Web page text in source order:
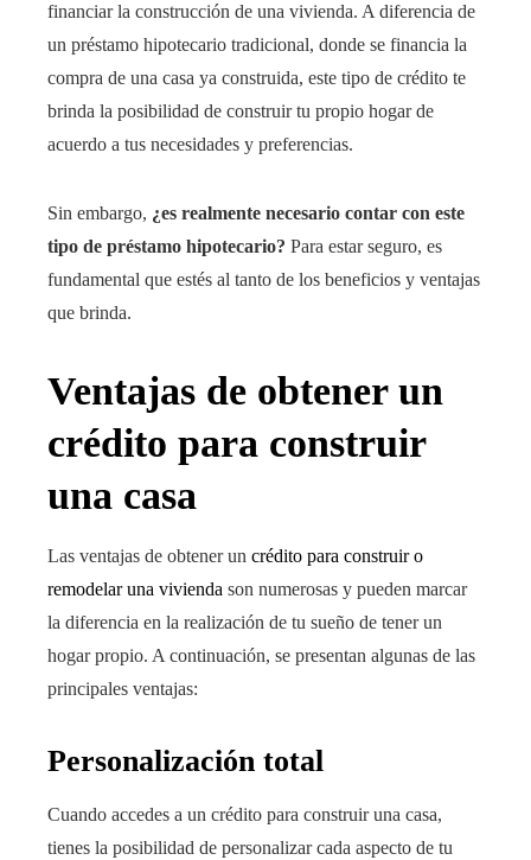
financiar la construcción de una vivienda. A diferencia de
un préstamo hipotecario tradicional, donde se financia la
compra de una casa ya construida, este tipo de crédito te
brinda la posibilidad de construir tu propio hogar de
acuerdo a tus necesidades y preferencias.
Sin embargo, ¿es realmente necesario contar con este
tipo de préstamo hipotecario? Para estar seguro, es
fundamental que estés al tanto de los beneficios y ventajas
que brinda.
Ventajas de obtener un
crédito para construir
una casa
Las ventajas de obtener un crédito para construir o
remodelar una vivienda son numerosas y pueden marcar
la diferencia en la realización de tu sueño de tener un
hogar propio. A continuación, se presentan algunas de las
principales ventajas:
Personalización total
Cuando accedes a un crédito para construir una casa,
tienes la posibilidad de personalizar cada aspecto de tu